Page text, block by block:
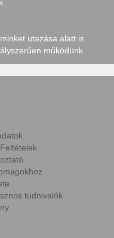
utazása alatt is
működünk
tudnivalók